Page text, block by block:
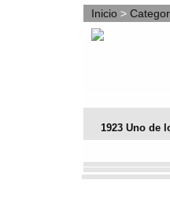
Inicio >
1923 Uno de